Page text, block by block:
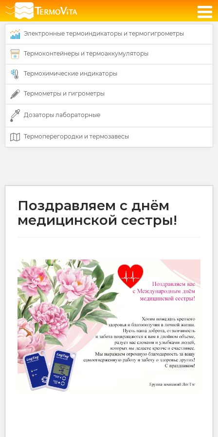
Электронные термоиндикаторы и термогигрометры
Термоконтейнеры и термоаккумуляторы
Термохимические индикаторы
Термометры и гигрометры
Дозаторы лабораторные
Термоперегородки и термозавесы
Поздравляем с днём
медицинской сестры!